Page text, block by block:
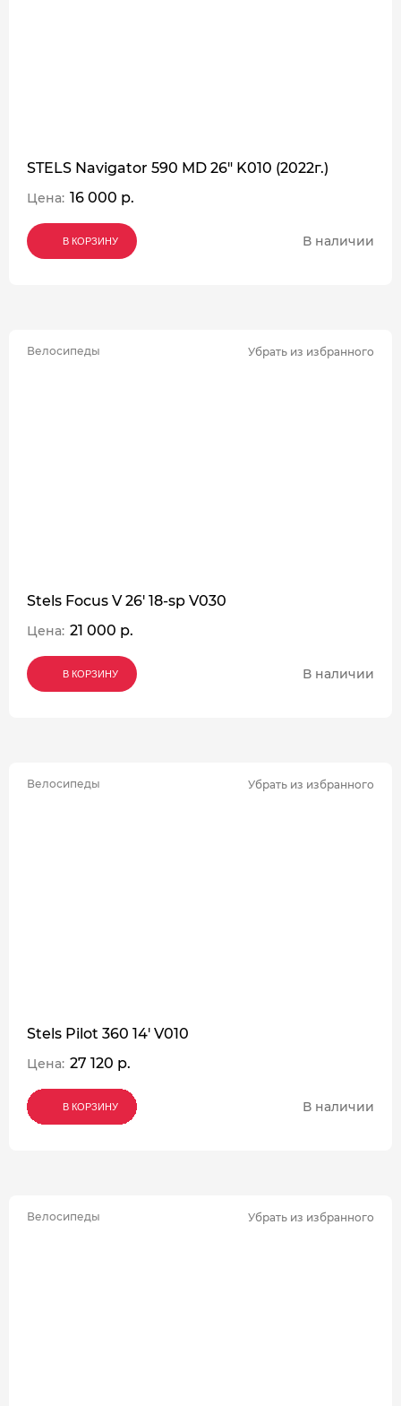
STELS Navigator 590 MD 26" K010 (2022г.)
Цена: 16 000 р.
В КОРЗИНУ
В КОРЗИНУ
В КОРЗИНУ В наличии
Велосипеды Убрать из избранного
Stels Focus V 26' 18-sp V030
Цена: 21 000 р.
В КОРЗИНУ
В КОРЗИНУ
В КОРЗИНУ В наличии
Велосипеды Убрать из избранного
Stels Pilot 360 14' V010
Цена: 27 120 р.
В КОРЗИНУ
В КОРЗИНУ
В КОРЗИНУ В наличии
Велосипеды Убрать из избранного